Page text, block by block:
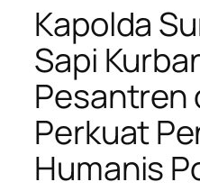
Kapolda
Sapi
Pesantren
Perkuat
Humanis